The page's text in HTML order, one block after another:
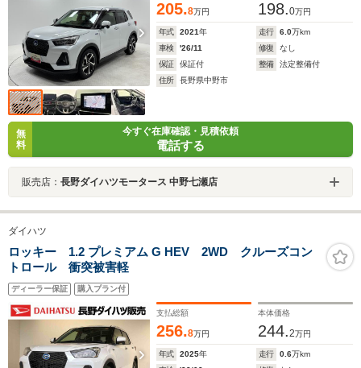
205.8万円 198.0万円
年式 2021年 走行 6.0万km
車検
'26/11 修復
なし
保証
保証付 整備
法定整備付
住所
長野県中野市
無
料
今すぐ在庫確認・見積依頼
電話する
販売店： 長野ダイハツモータース 中野七瀬店
ダイハツ
ロッキー 1.2 プレミアム G HEV 2WD クルーズコン
トロール 衝突被害軽
ディーラー保証 購入プラン付
支払総額
256.8万円
本体価格
244.2万円
年式 2025年 走行 0.6万km